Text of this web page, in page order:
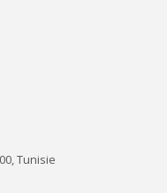
Tunisie